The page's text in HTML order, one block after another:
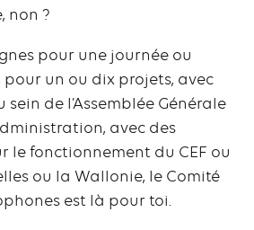
non ?
pour une journée ou
pour un ou dix projets, avec
sein de l’Assemblée Générale
avec des
le fonctionnement du CEF ou
ou la Wallonie, le Comité
est là pour toi.